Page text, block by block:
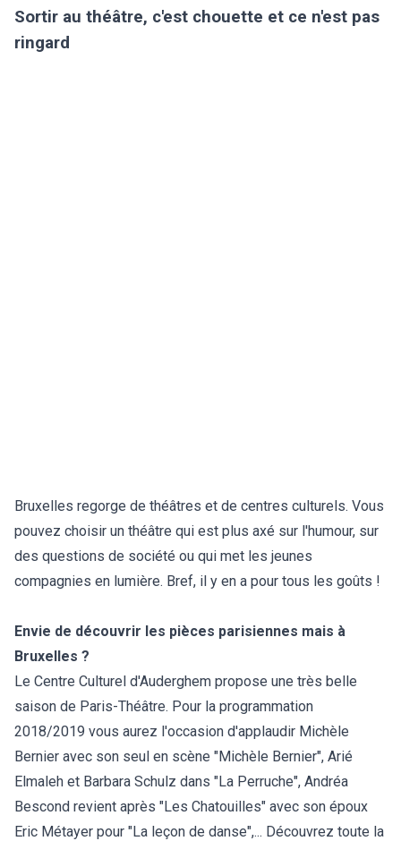
Sortir au théâtre, c'est chouette et ce n'est pas
ringard
Bruxelles regorge de théâtres et de centres culturels. Vous
pouvez choisir un théâtre qui est plus axé sur l'humour, sur
des questions de société ou qui met les jeunes
compagnies en lumière. Bref, il y en a pour tous les goûts !
Envie de découvrir les pièces parisiennes mais à
Bruxelles ?
Le Centre Culturel d'Auderghem propose une très belle
saison de Paris-Théâtre. Pour la programmation
2018/2019 vous aurez l'occasion d'applaudir Michèle
Bernier avec son seul en scène "Michèle Bernier", Arié
Elmaleh et Barbara Schulz dans "La Perruche", Andréa
Bescond revient après "Les Chatouilles" avec son époux
Eric Métayer pour "La leçon de danse",... Découvrez toute la